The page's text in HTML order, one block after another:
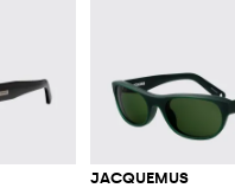
JACQUEMUS